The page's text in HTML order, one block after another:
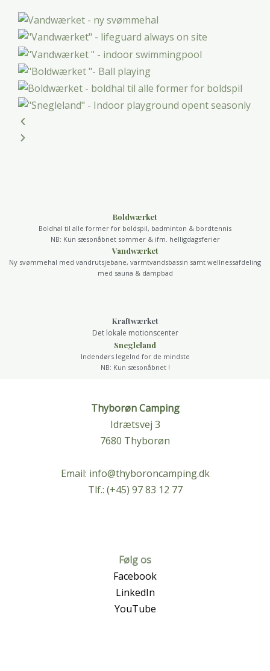
Boldwærket
Boldhal til alle former for boldspil, badminton & bordtennis
NB: Kun sæsonåbnet sommer & ifm. helligdagsferier
Vandwærket
Ny svømmehal med vandrutsjebane, varmtvandsbassin samt wellnessafdeling
med sauna & dampbad
Kraftwærket
Det lokale motionscenter
Snegleland
Indendørs legelnd for de mindste
NB: Kun sæsonåbnet !
Thyborøn Camping
Idrætsvej 3
7680 Thyborøn
Email: info@thyboroncamping.dk
Tlf.: (+45) 97 83 12 77
Følg os
Facebook
LinkedIn
YouTube